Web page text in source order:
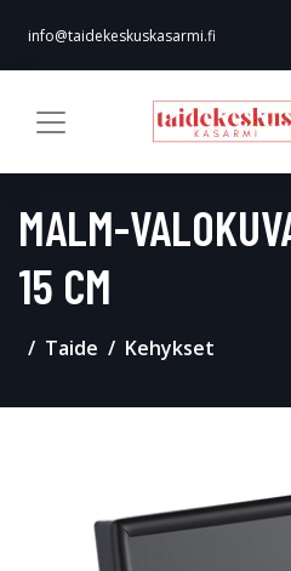
info@taidekeskuskasarmi.fi
MALM-
15 CM
Taide Kehykset